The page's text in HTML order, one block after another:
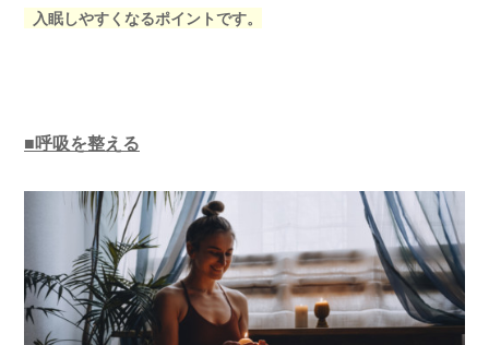
入眠しやすくなるポイントです。
■呼吸を整える